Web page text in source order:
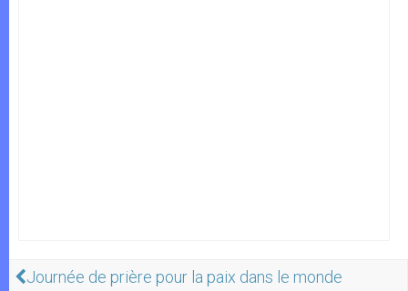
Journée de prière pour la paix dans le monde